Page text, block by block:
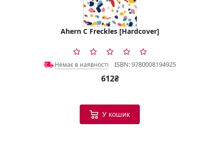
Ahern C Freckles [Hardcover]
Немає в наявності ISBN: 9780008194925
612₴
У кошик